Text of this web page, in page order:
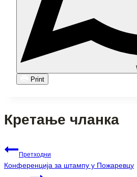
Print
Кретање чланка
Претходни
Конференција за штампу у Пожаревцу